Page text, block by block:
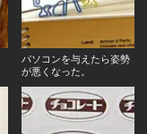
パソコンを与えたら姿勢
が悪くなった。